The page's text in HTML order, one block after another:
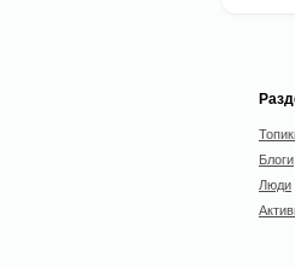
Блоги
Люди